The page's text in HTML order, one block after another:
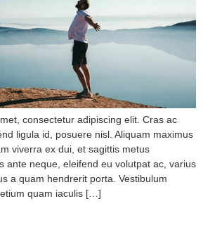
consectetur adipiscing elit. Cras ac
ligula id, posuere nisl. Aliquam maximus
viverra ex dui, et sagittis metus
ante neque, eleifend eu volutpat ac, varius
a quam hendrerit porta. Vestibulum
quam iaculis […]